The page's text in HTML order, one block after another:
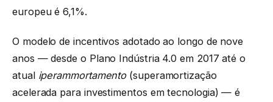
europeu é 6,1%.
O modelo de incentivos adotado ao longo de nove
anos — desde o Plano Indústria 4.0 em 2017 até o
atual iperammortamento(superamortização
acelerada para investimentos em tecnologia) — é